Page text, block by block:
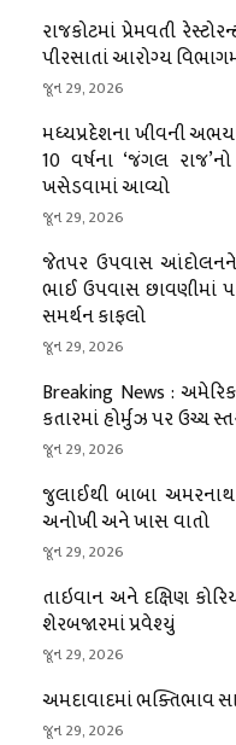
રાજકોટમાં પ્રેમવતી
પીરસાતાં આરોગ્ય
જૂન 29, 2026
મધ્યપ્રદેશના ખીવની
10 વર્ષના ‘જંગલ
ખસેડવામાં આવ્યો
જૂન 29, 2026
જેતપર ઉપવાસ આંદોલનને
ભાઈ ઉપવાસ છાવણીમાં
સમર્થન કાફલો
જૂન 29, 2026
Breaking News :
કતારમાં હોર્મુઝ પર ઉચ્ચ
જૂન 29, 2026
જુલાઈથી બાબા
અનોખી અને ખાસ વાતો
જૂન 29, 2026
તાઇવાન અને દક્ષિણ
શેરબજારમાં પ્રવેશ્યું
જૂન 29, 2026
અમદાવાદમાં ભક્તિભાવ
જૂન 29, 2026